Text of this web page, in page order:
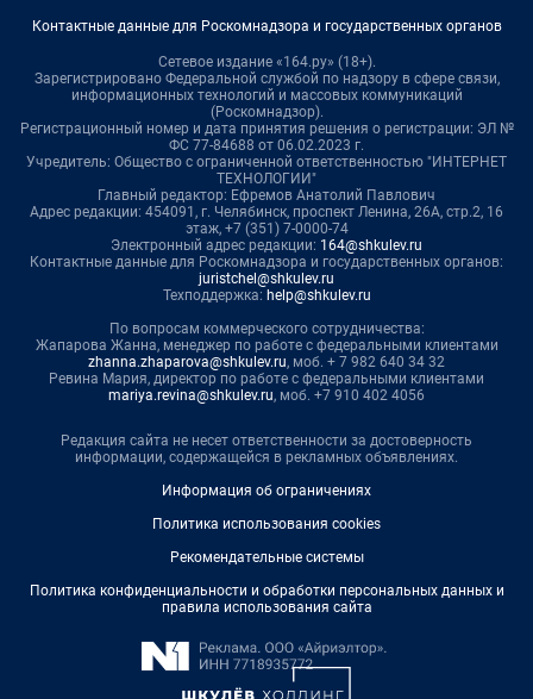
Контактные данные для Роскомнадзора и государственных органов
Сетевое издание «164.ру» (18+).
Зарегистрировано Федеральной службой по надзору в сфере связи,
информационных технологий и массовых коммуникаций
(Роскомнадзор).
Регистрационный номер и дата принятия решения о регистрации: ЭЛ №
ФС 77-84688 от 06.02.2023 г.
Учредитель: Общество с ограниченной ответственностью "ИНТЕРНЕТ
ТЕХНОЛОГИИ"
Главный редактор: Ефремов Анатолий Павлович
Адрес редакции: 454091, г. Челябинск, проспект Ленина, 26А, стр.2, 16
этаж, +7 (351) 7-0000-74
Электронный адрес редакции: 164@shkulev.ru
Контактные данные для Роскомнадзора и государственных органов:
juristchel@shkulev.ru
Техподдержка: help@shkulev.ru
По вопросам коммерческого сотрудничества:
Жапарова Жанна, менеджер по работе с федеральными клиентами
zhanna.zhaparova@shkulev.ru, моб. + 7 982 640 34 32
Ревина Мария, директор по работе с федеральными клиентами
mariya.revina@shkulev.ru, моб. +7 910 402 4056
Редакция сайта не несет ответственности за достоверность
информации, содержащейся в рекламных объявлениях.
Информация об ограничениях
Политика использования cookies
Рекомендательные системы
Политика конфиденциальности и обработки персональных данных и
правила использования сайта